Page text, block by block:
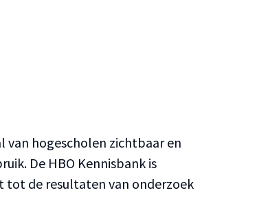
van hogescholen zichtbaar en
De HBO Kennisbank is
tot de resultaten van onderzoek